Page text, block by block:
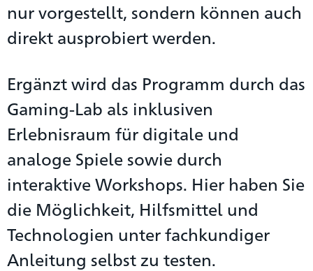
nur vorgestellt, sondern können auch
direkt ausprobiert werden.
Ergänzt wird das Programm durch das
Gaming-Lab als inklusiven
Erlebnisraum für digitale und
analoge Spiele sowie durch
interaktive Workshops. Hier haben Sie
die Möglichkeit, Hilfsmittel und
Technologien unter fachkundiger
Anleitung selbst zu testen.